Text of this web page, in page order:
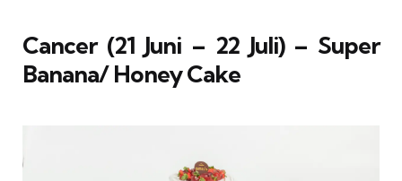
Cancer (21 Juni – 22 Juli) – Super
Banana/ Honey Cake